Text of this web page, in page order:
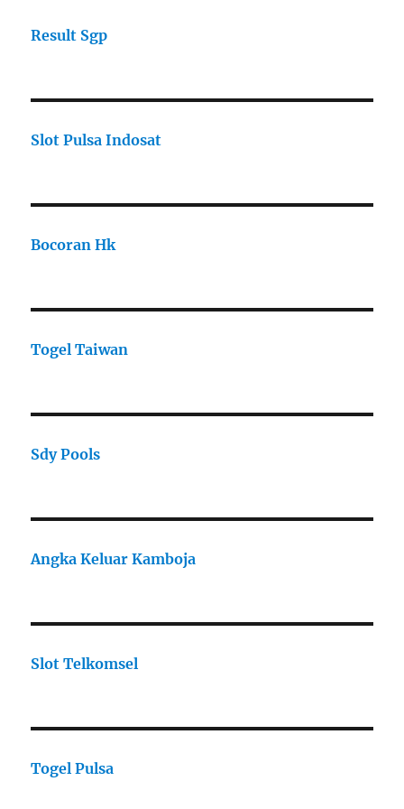
Result Sgp
Slot Pulsa Indosat
Bocoran Hk
Togel Taiwan
Sdy Pools
Angka Keluar Kamboja
Slot Telkomsel
Togel Pulsa